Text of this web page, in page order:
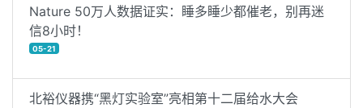
Nature 50万人数据证实：睡多睡少都催老，别再迷
信8小时！
05-21
北裕仪器携“黑灯实验室”亮相第十二届给水大会